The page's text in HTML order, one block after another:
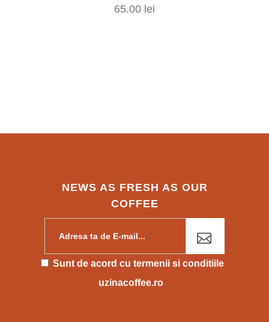
65.00 lei
NEWS AS FRESH AS OUR
COFFEE
Please leave this field empty.
Sunt de acord cu termenii si conditiile
uzinacoffee.ro